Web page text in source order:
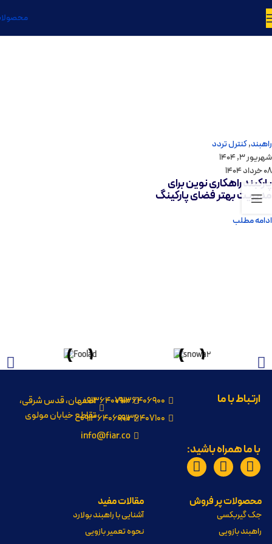
راهبند,کنترل تردد
شهریور 3, 1404
08 خرداد 1404
پارکبند راهکاری نوین برای
مدیریت بهتر فضای پارکینگ
ادامه مطلب
ارتباط با ما
09136406900
09136407100
09136407100
09136406900
info@fiar.co
اصفهان، قدس شرقی،
تقاطع خیابان مولوی
با ما همراه باشید:
محصولات پر فروش مقالات مفید
جک گیربکسی
راهبند بازویی
آشنایی با راهبند بولارد
نحوه تعمیر بازویی